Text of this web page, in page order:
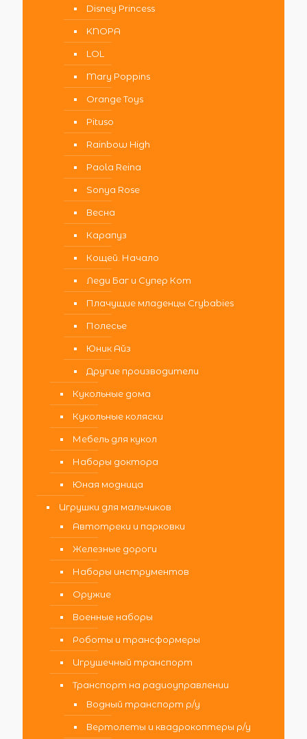
Disney Princess
KNOPA
LOL
Mary Poppins
Orange Toys
Pituso
Rainbow High
Paola Reina
Sonya Rose
Весна
Карапуз
Кощей. Начало
Леди Баг и Супер Кот
Плачущие младенцы Crybabies
Полесье
Юник Айз
Другие производители
Кукольные дома
Кукольные коляски
Мебель для кукол
Наборы доктора
Юная модница
Игрушки для мальчиков
Автотреки и парковки
Железные дороги
Наборы инструментов
Оружие
Военные наборы
Роботы и трансформеры
Игрушечный транспорт
Транспорт на радиоуправлении
Водный транспорт р/у
Вертолеты и квадрокоптеры р/у